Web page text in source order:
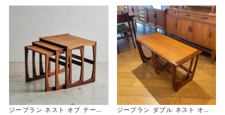
エクステンション テーブル
ジープラン ネスト オブ テーブ
ジープラン ダブル ネスト オブ